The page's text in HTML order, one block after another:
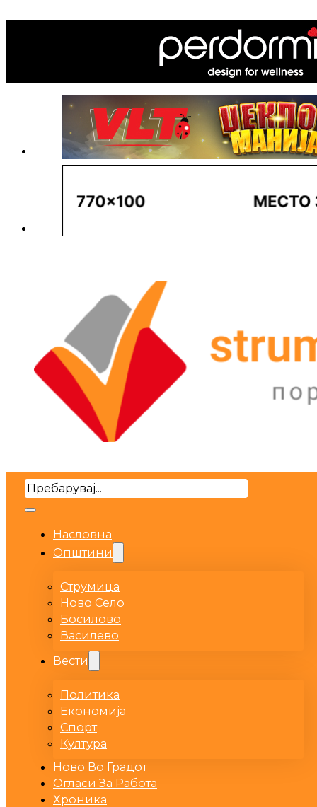
Search
Насловна
Општини
Струмица
Ново Село
Босилово
Василево
Вести
Политика
Економија
Спорт
Култура
Ново Во Градот
Огласи За Работа
Хроника